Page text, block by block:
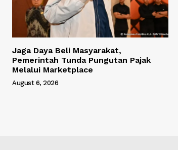
Jaga Daya Beli Masyarakat,
Pemerintah Tunda Pungutan Pajak
Melalui Marketplace
August 6, 2026